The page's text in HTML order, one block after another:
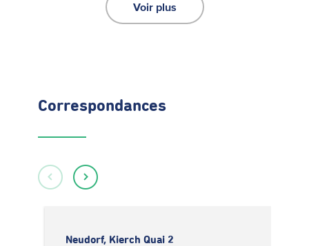
Voir plus
Correspondances
Neudorf, Kierch Quai 2